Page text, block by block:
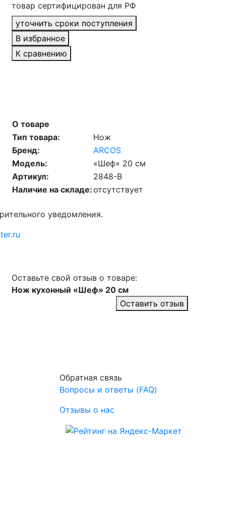
товар сертифицирован для РФ
уточнить сроки поступления
В избранное
К сравнению
О товаре
Тип товара:
Нож
Бренд:
ARCOS
Модель:
«Шеф» 20 см
Артикул:
2848-B
Наличие на складе:отсутствует
уведомления.
Оставьте свой отзыв о товаре:
Нож кухонный «Шеф» 20 см
Оставить отзыв
Обратная связь
Вопросы и ответы (FAQ)
Отзывы о нас